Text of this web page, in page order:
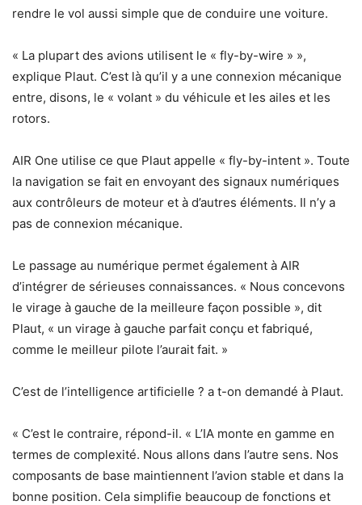
rendre le vol aussi simple que de conduire une voiture.
« La plupart des avions utilisent le « fly-by-wire » »,
explique Plaut. C’est là qu’il y a une connexion mécanique
entre, disons, le « volant » du véhicule et les ailes et les
rotors.
AIR One utilise ce que Plaut appelle « fly-by-intent ». Toute
la navigation se fait en envoyant des signaux numériques
aux contrôleurs de moteur et à d’autres éléments. Il n’y a
pas de connexion mécanique.
Le passage au numérique permet également à AIR
d’intégrer de sérieuses connaissances. « Nous concevons
le virage à gauche de la meilleure façon possible », dit
Plaut, « un virage à gauche parfait conçu et fabriqué,
comme le meilleur pilote l’aurait fait. »
C’est de l’intelligence artificielle ? a t-on demandé à Plaut.
« C’est le contraire, répond-il. « L’IA monte en gamme en
termes de complexité. Nous allons dans l’autre sens. Nos
composants de base maintiennent l’avion stable et dans la
bonne position. Cela simplifie beaucoup de fonctions et